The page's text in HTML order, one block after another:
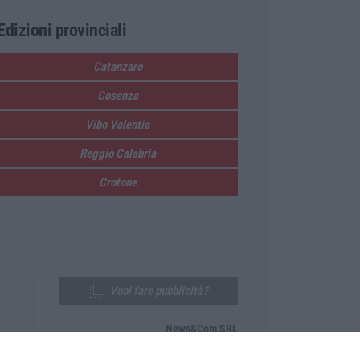
provinciali
Catanzaro
Cosenza
Vibo Valentia
Reggio Calabria
Crotone
News&Com SRL